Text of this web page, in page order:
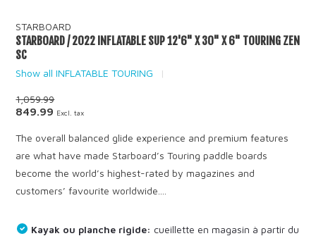
STARBOARD
STARBOARD / 2022 INFLATABLE SUP 12'6" X 30" X 6" TOURING ZEN
SC
Show all INFLATABLE TOURING
1,059.99
849.99 Excl. tax
The overall balanced glide experience and premium features
are what have made Starboard’s Touring paddle boards
become the world’s highest-rated by magazines and
customers’ favourite worldwide....
Kayak ou planche rigide: cueillette en magasin à partir du